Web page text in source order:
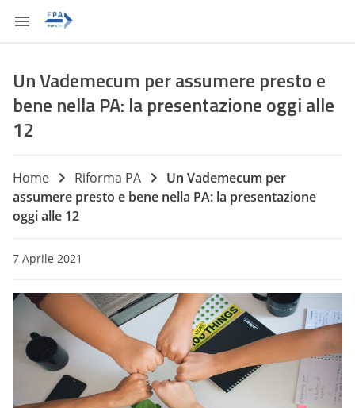
Un Vademecum per assumere presto e
bene nella PA: la presentazione oggi alle
12
Home Riforma PA
Un Vademecum per
assumere presto e bene nella PA: la presentazione
oggi alle 12
7 Aprile 2021